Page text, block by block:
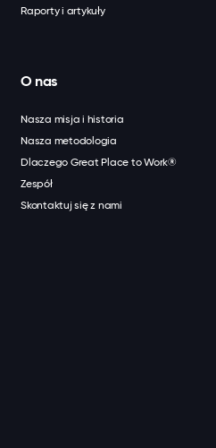
Raporty i artykuły
O nas
Nasza misja i historia
Nasza metodologia
Dlaczego Great Place to Work®
Zespół
Skontaktuj się z nami